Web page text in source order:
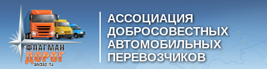
АССОЦИАЦИЯ
ДОБРОСОВЕСТНЫХ
АВТОМОБИЛЬНЫХ
ПЕРЕВОЗЧИКОВ